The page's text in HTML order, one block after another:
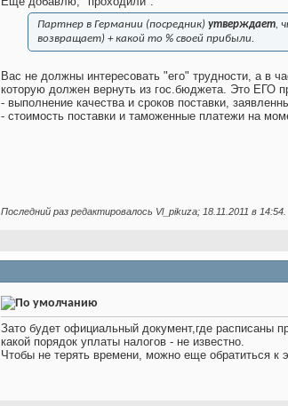
Партнер в Германии (посредник) утверждает,
возвращает) + какой то % своей прибыли.
Вас не должны интересовать "его" трудности, а в
которую должен вернуть из гос.бюджета. Это ЕГО
- выполнение качества и сроков поставки,
- стоимость поставки и таможенные платежи на
Последний раз редактировалось Vl_pikuza; 18.11.2011 в 14:54
Зато будет официальный документ,где расписаны
какой порядок уплаты налогов - не известно.
Чтобы не терять времени, можно еще обратиться к